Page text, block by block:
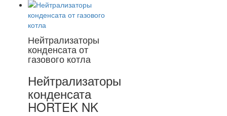
Нейтрализаторы
конденсата от
газового котла
Нейтрализаторы
конденсата
HORTEK NK